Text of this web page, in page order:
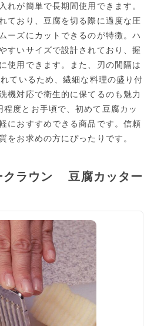
れが簡単で長期間使用できます。
ており、豆腐を切る際に過度な圧
ーズにカットできるのが特徴。ハ
すいサイズで設計されており、握
使用できます。また、刃の間隔は
ているため、繊細な料理の盛り付
機対応で衛生的に保てるのも魅力
とお手頃で、初めて豆腐カッ
におすすめできる商品です。信頼
をお求めの方にぴったりです。
ラウン 豆腐カッター